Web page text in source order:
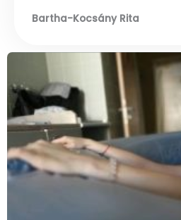
Bartha-Kocsány Rita